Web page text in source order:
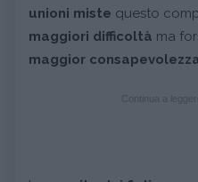
unioni miste questo
maggiori difficoltà ma
maggior